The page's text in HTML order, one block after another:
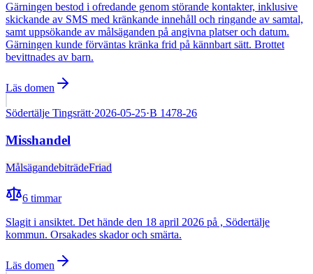
Gärningen bestod i ofredande genom störande kontakter, inklusive
skickande av SMS med kränkande innehåll och ringande av samtal,
samt uppsökande av målsäganden på angivna platser och datum.
Gärningen kunde förväntas kränka frid på kännbart sätt. Brottet
bevittnades av barn.
Läs domen
Södertälje Tingsrätt·2026-05-25·B 1478-26
Misshandel
MålsägandebiträdeFriad
6 timmar
Slagit i ansiktet. Det hände den 18 april 2026 på , Södertälje
kommun. Orsakades skador och smärta.
Läs domen